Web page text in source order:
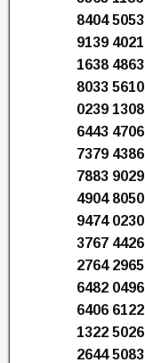
8404
9139
1638
8033
0239
6443
7379
7883
4904
9474
3767
2764
6482
6406
1322
2644